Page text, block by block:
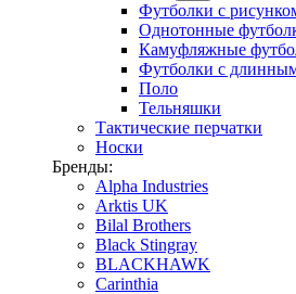
Футболки с
Однотонные
Камуфляжные
Футболки с
Поло
Тельняшки
Тактические перчатки
Носки
Бренды:
Alpha Industries
Arktis UK
Bilal Brothers
Black Stingray
BLACKHAWK
Carinthia